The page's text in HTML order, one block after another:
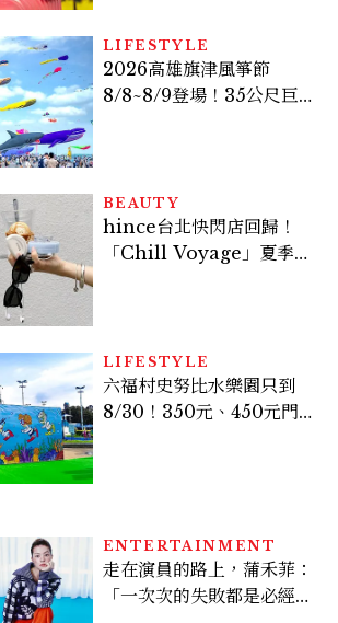
LIFESTYLE
2026高雄旗津風箏節
8/8~8/9登場！35公尺巨大
BEAUTY
hince台北快閃店回歸！
「Chill Voyage」夏季限
LIFESTYLE
六福村史努比水樂園只到
8/30！350元、450元門票
ENTERTAINMENT
走在演員的路上，蒲禾菲：
「一次次的失敗都是必經過